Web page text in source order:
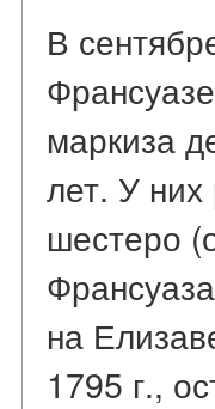
В
маркиза
лет. У них
шестеро
на
1795 г.,